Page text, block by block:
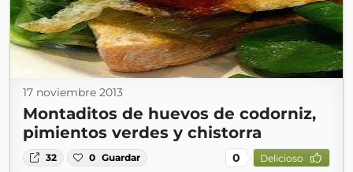
17 noviembre 2013
Montaditos de huevos de codorniz,
pimientos verdes y chistorra
32 0 Guardar 0 Delicioso